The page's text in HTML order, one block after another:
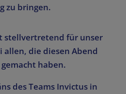
zu bringen.
stellvertretend für unser
allen, die diesen Abend
haben.
des Teams Invictus in